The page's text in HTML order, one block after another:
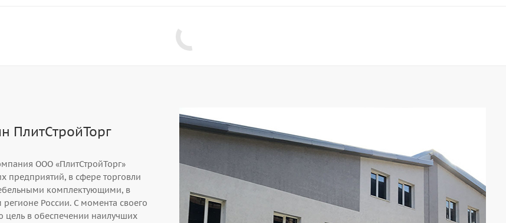
ПлитСтройТорг
ООО «ПлитСтройТорг»
предприятий, в сфере торговли
комплектующими, в
России. С момента своего
в обеспечении наилучших